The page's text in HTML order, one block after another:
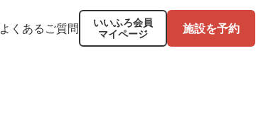
よくあるご質問
いいふろ会員
マイページ
施設を予約